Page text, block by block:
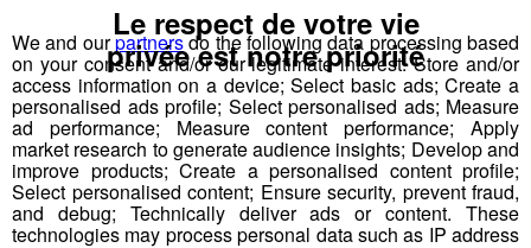
DESCRIPTIF DU POSTE :
Vous interviendrez comme professeur de fitness et
assurerez l’accueil du public, l’animation de cours
collectifs ainsi que l’encadrement sur un plateau
cardio/musculation.
We and ourpartnersdo the following data processing based
on your consent and/or our legitimate interest: Store and/or
access information on a device; Select basic ads; Create a
personalised ads profile; Select personalised ads; Measure
ad performance; Measure content performance; Apply
market research to generate audience insights; Develop and
improve products; Create a personalised content profile;
Select personalised content; Ensure security, prevent fraud,
and debug; Technically deliver ads or content. These
technologies may process personal data such as IP address
Le respect de votre vie
privée est notre priorité